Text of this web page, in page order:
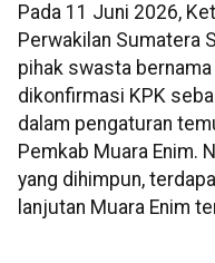
Pada 11 Juni 2026,
Perwakilan Sumatera
pihak swasta
dikonfirmasi KPK
dalam pengaturan
Pemkab Muara Enim.
yang dihimpun,
lanjutan Muara Enim